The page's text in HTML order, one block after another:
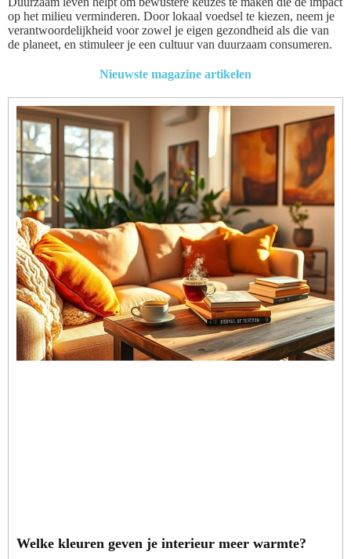
op het milieu verminderen. Door lokaal voedsel te kiezen, neem je
verantwoordelijkheid voor zowel je eigen gezondheid als die van
de planeet, en stimuleer je een cultuur van duurzaam consumeren.
Nieuwste magazine artikelen
Welke kleuren geven je interieur meer warmte?